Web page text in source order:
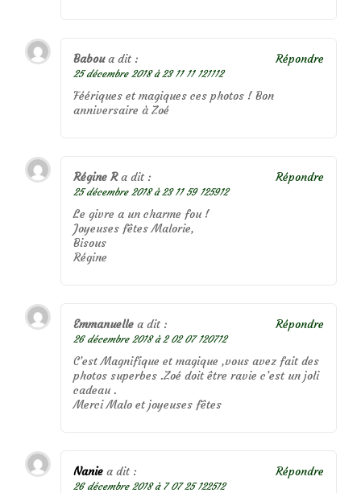
Babou a dit :
25 décembre 2018 à 23 11 11 121112
Féériques et magiques ces photos ! Bon
anniversaire à Zoé
Répondre
Régine R a dit :
25 décembre 2018 à 23 11 59 125912
Le givre a un charme fou !
Joyeuses fêtes Malorie,
Bisous
Régine
Répondre
Emmanuelle a dit :
26 décembre 2018 à 2 02 07 120712
C’est Magnifique et magique ,vous avez fait des
photos superbes .Zoé doit être ravie c’est un joli
cadeau .
Merci Malo et joyeuses fêtes
Répondre
Nanie a dit :
26 décembre 2018 à 7 07 25 122512
Répondre